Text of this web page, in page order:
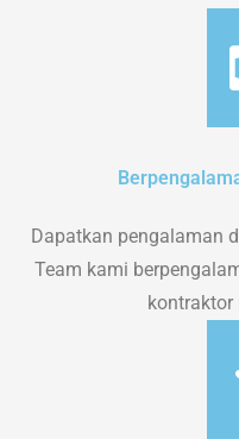
Dapatkan pengalaman
Team kami
kontraktor